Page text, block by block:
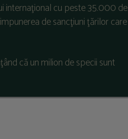
internaţional cu peste 35.000 de
de sancţiuni ţărilor care
că un milion de specii sunt